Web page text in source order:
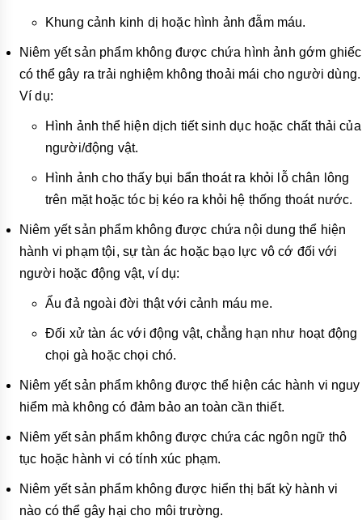
Khung cảnh kinh dị hoặc hình ảnh đẫm máu.
Niêm yết sản phẩm không được chứa hình ảnh gớm ghiếc
có thể gây ra trải nghiệm không thoải mái cho người dùng.
Ví dụ:
Hình ảnh thể hiện dịch tiết sinh dục hoặc chất thải của
người/động vật.
Hình ảnh cho thấy bụi bẩn thoát ra khỏi lỗ chân lông
trên mặt hoặc tóc bị kéo ra khỏi hệ thống thoát nước.
Niêm yết sản phẩm không được chứa nội dung thể hiện
hành vi phạm tội, sự tàn ác hoặc bạo lực vô cớ đối với
người hoặc động vật, ví dụ:
Ẩu đả ngoài đời thật với cảnh máu me.
Đối xử tàn ác với động vật, chẳng hạn như hoạt động
chọi gà hoặc chọi chó.
Niêm yết sản phẩm không được thể hiện các hành vi nguy
hiểm mà không có đảm bảo an toàn cần thiết.
Niêm yết sản phẩm không được chứa các ngôn ngữ thô
tục hoặc hành vi có tính xúc phạm.
Niêm yết sản phẩm không được hiển thị bất kỳ hành vi
nào có thể gây hại cho môi trường.